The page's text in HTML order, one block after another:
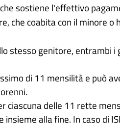
sostiene l'effettivo
che coabita con il minore o
stesso genitore, entrambi
di 11 mensilità e può
ciascuna delle 11 rette
alla fine. In caso di